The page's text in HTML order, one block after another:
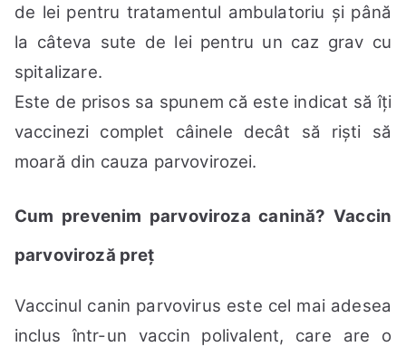
de lei pentru tratamentul ambulatoriu și până
la câteva sute de lei pentru un caz grav cu
spitalizare.
Este de prisos sa spunem că este indicat să îți
vaccinezi complet câinele decât să riști să
moară din cauza parvovirozei.
Cum prevenim parvoviroza canină? Vaccin
parvoviroză preț
Vaccinul canin parvovirus este cel mai adesea
inclus într-un vaccin polivalent, care are o